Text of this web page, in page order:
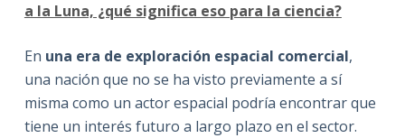
a la Luna, ¿qué significa eso para la ciencia?
En una era de exploración espacial comercial,
una nación que no se ha visto previamente a sí
misma como un actor espacial podría encontrar que
tiene un interés futuro a largo plazo en el sector.